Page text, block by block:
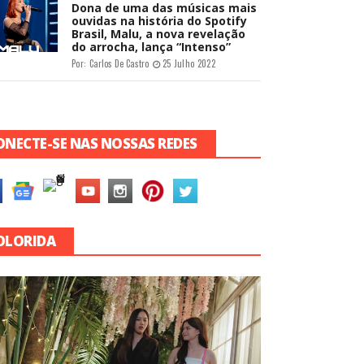
Dona de uma das músicas mais
ouvidas na história do Spotify
Brasil, Malu, a nova revelação
do arrocha, lança “Intenso”
Por: Carlos De Castro 25 Julho 2022
SE NAS NOSSAS REDES